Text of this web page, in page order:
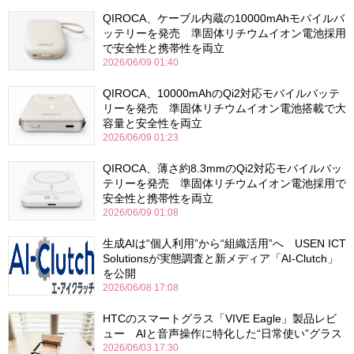
QIROCA、ケーブル内蔵の10000mAhモバイルバ
ッテリーを発売 準固体リチウムイオン電池採用
で安全性と携帯性を両立
2026/06/09 01:40
QIROCA、10000mAhのQi2対応モバイルバッテ
リーを発売 準固体リチウムイオン電池搭載で大
容量と安全性を両立
2026/06/09 01:23
QIROCA、薄さ約8.3mmのQi2対応モバイルバッ
テリーを発売 準固体リチウムイオン電池採用で
安全性と携帯性を両立
2026/06/09 01:08
生成AIは“個人利用”から“組織活用”へ USEN ICT
Solutionsが実態調査と新メディア「AI-Clutch」
を公開
2026/06/08 17:08
HTCのスマートグラス「VIVE Eagle」製品レビ
ュー AIと音声操作に特化した“日常使い”グラス
2026/06/03 17:30